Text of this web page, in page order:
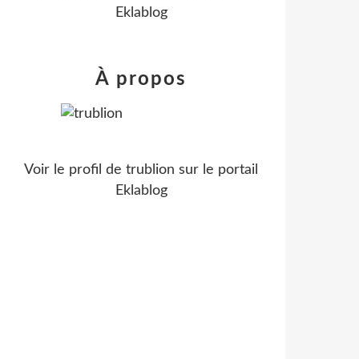
Eklablog
À propos
Voir le profil de trublion sur le portail
Eklablog